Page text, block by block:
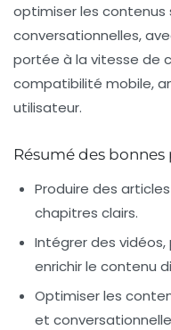
optimiser les contenus
conversationnelles,
portée à la vitesse de
compatibilité mobile,
utilisateur.
Résumé des bonnes
Produire des
chapitres clairs.
Intégrer des
enrichir le contenu
Optimiser les
et